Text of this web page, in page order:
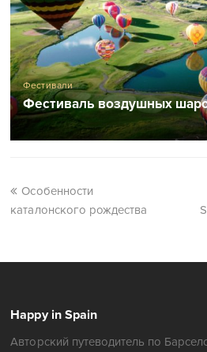
Фестивали
Фестиваль воздушных
Особенности
каталонского рождества
Happy in Spain
Авторский путеводитель по